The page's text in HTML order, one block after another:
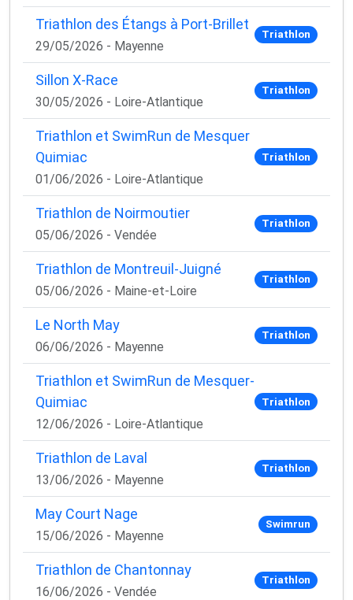
Triathlon des Étangs à Port-Brillet
29/05/2026 - Mayenne
Triathlon
Sillon X-Race
30/05/2026 - Loire-Atlantique
Triathlon
Triathlon et SwimRun de Mesquer
Quimiac
01/06/2026 - Loire-Atlantique
Triathlon
Triathlon de Noirmoutier
05/06/2026 - Vendée
Triathlon
Triathlon de Montreuil-Juigné
05/06/2026 - Maine-et-Loire
Triathlon
Le North May
06/06/2026 - Mayenne
Triathlon
Triathlon et SwimRun de Mesquer-
Quimiac
12/06/2026 - Loire-Atlantique
Triathlon
Triathlon de Laval
13/06/2026 - Mayenne
Triathlon
May Court Nage
15/06/2026 - Mayenne
Swimrun
Triathlon de Chantonnay
16/06/2026 - Vendée
Triathlon